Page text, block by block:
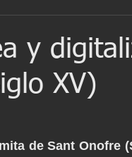
Naval scanning
laser Escaneado láser
y
XV)
de Sant Onofre